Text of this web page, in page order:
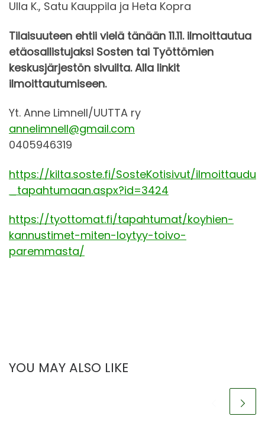
Ulla K., Satu Kauppila ja Heta Kopra
Tilaisuuteen ehtii vielä tänään 11.11. ilmoittautua
etäosallistujaksi Sosten tai Työttömien
keskusjärjestön sivuilta. Alla linkit
ilmoittautumiseen.
Yt. Anne Limnell/UUTTA ry
annelimnell@gmail.com
0405946319
https://kilta.soste.fi/SosteKotisivut/ilmoittaudu
_tapahtumaan.aspx?id=3424
https://tyottomat.fi/tapahtumat/koyhien-
kannustimet-miten-loytyy-toivo-
paremmasta/
YOU MAY ALSO LIKE